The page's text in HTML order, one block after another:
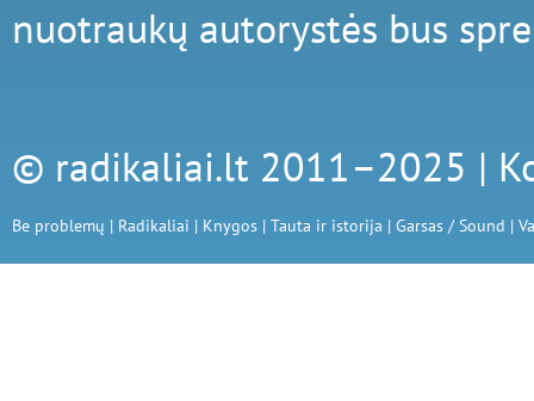
nuotraukų autorystės bus
© radikaliai.lt 2011–2025 |
Be problemų | Radikaliai | Knygos | Tauta ir istorija | Garsas / Sound |